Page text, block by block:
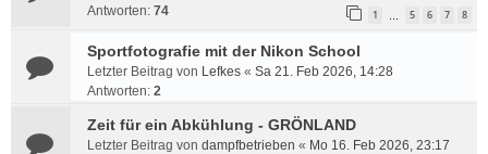
Antworten: 74 1 5 6 7 8
Sportfotografie mit der Nikon School
Letzter Beitrag von Lefkes « Sa 21. Feb 2026, 14:28
Antworten: 2
Zeit für ein Abkühlung - GRÖNLAND
Letzter Beitrag von dampfbetrieben « Mo 16. Feb 2026, 23:17